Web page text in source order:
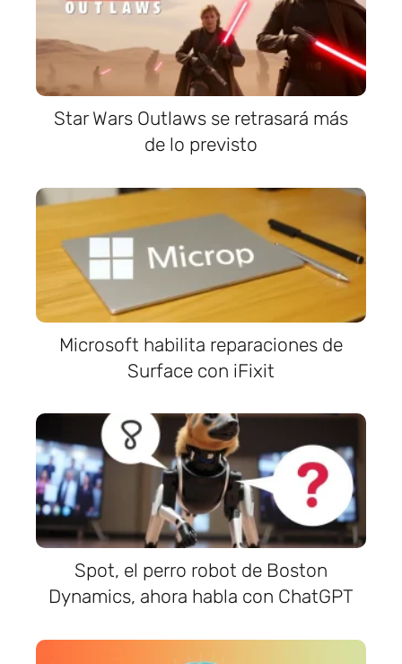
Star Wars Outlaws se retrasará más
de lo previsto
Microsoft habilita reparaciones de
Surface con iFixit
Spot, el perro robot de Boston
Dynamics, ahora habla con ChatGPT